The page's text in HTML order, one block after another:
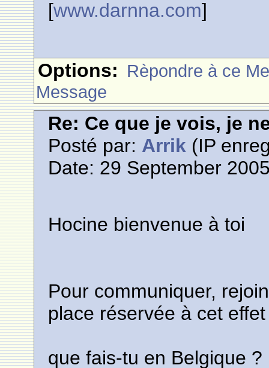
[www.darnna.com]
Options: Rèpondre à ce
Message
Re: Ce que je vois, je
Posté par: Arrik (IP
Date: 29 September
Hocine bienvenue à toi
Pour communiquer,
place réservée à cet effet
que fais-tu en Belgique ?